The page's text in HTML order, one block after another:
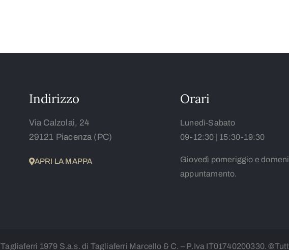
Indirizzo
Via Calzolai, 24
29121 Piacenza (PC)
APRI LA MAPPA
Orari
Lunedì-Sabato
09-12:30 | 15:30-19:30
Giovedì pomeriggio e
appuntamento.
Tagliaferri 1979 S.a.s. di Tagliaferri Marcello & C. – P.Iva IT01740200330.©